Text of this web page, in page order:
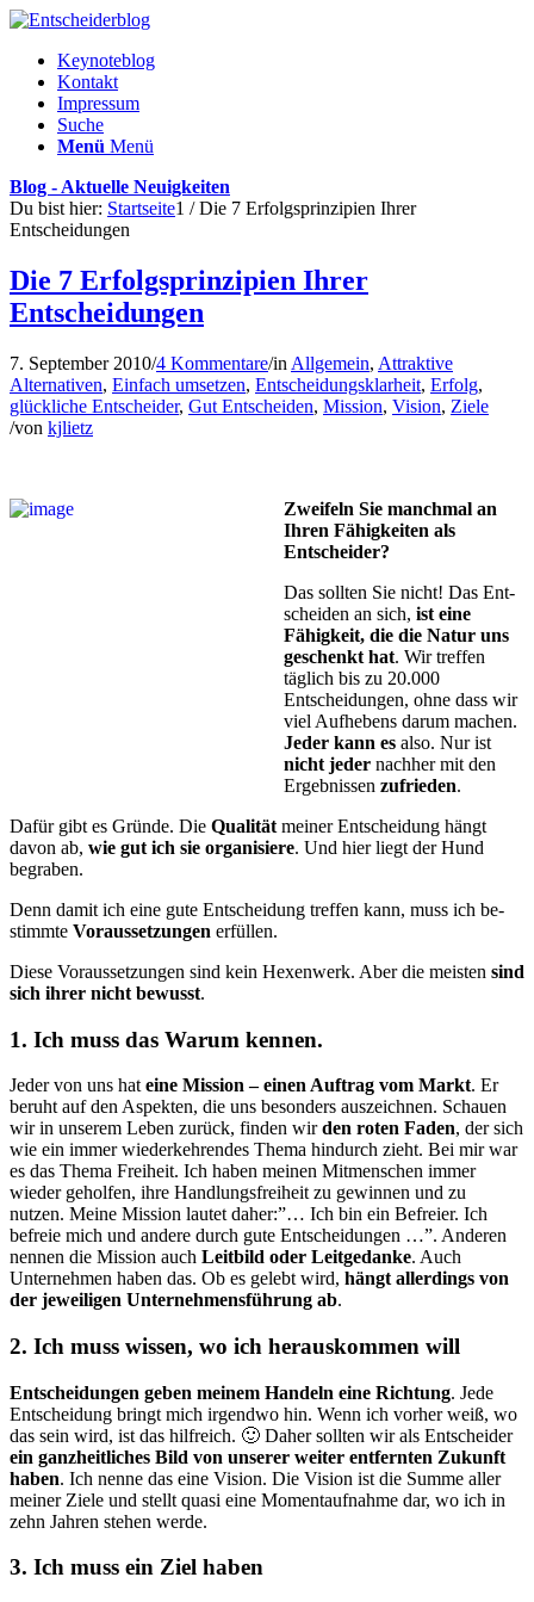
Keynoteblog
Kontakt
Impressum
Suche
Menü Menü
Blog - Aktuelle Neuigkeiten
Du bist hier: Startseite1 / Die 7 Erfolgsprinzipien Ihrer
Entscheidungen
Die 7 Erfolgsprinzipien Ihrer
Entscheidungen
7. September 2010/4 Kommentare/in Allgemein, Attraktive
Alternativen, Einfach umsetzen, Entscheidungsklarheit, Erfolg,
glückliche Entscheider, Gut Entscheiden, Mission, Vision, Ziele
/von kjlietz
Zweifeln Sie manchmal an
Ihren Fähigkeiten als
Entscheider?
Das sollten Sie nicht! Das Ent­
schei­den an sich, ist eine
Fähig­keit, die die Natur uns
geschenkt hat. Wir treffen
täglich bis zu 20.000
Entscheidungen, ohne dass wir
viel Aufhebens darum machen.
Jeder kann es also. Nur ist
nicht jeder nachher mit den
Ergebnissen zufrieden.
Dafür gibt es Gründe. Die Qualität meiner Entscheidung hängt
davon ab, wie gut ich sie organisiere. Und hier liegt der Hund
begraben.
Denn damit ich eine gute Entscheidung treffen kann, muss ich be­
stimm­te Voraussetzungen erfüllen.
Diese Voraussetzungen sind kein Hexenwerk. Aber die meisten sind
sich ihrer nicht bewusst.
1. Ich muss das Warum kennen.
Jeder von uns hat eine Mission – einen Auftrag vom Markt. Er
beruht auf den Aspekten, die uns besonders auszeichnen. Schauen
wir in unserem Leben zurück, finden wirden roten Faden, der sich
wie ein immer wiederkehrendes Thema hindurch zieht. Bei mir war
es das Thema Freiheit. Ich haben meinen Mitmenschen immer
wieder geholfen, ihre Handlungsfreiheit zu gewinnen und zu
nutzen. Meine Mission lautet daher:”… Ich bin ein Befreier. Ich
befreie mich und andere durch gute Entscheidungen …”. Anderen
nennen die Mission auch Leitbild oder Leitgedanke. Auch
Unternehmen haben das. Ob es gelebt wird, hängt allerdings von
der jeweiligen Un­ter­neh­mens­füh­rung ab.
2. Ich muss wissen, wo ich herauskommen will
Entscheidungen geben meinem Handeln eine Richtung. Jede
Ent­schei­dung bringt mich irgendwo hin. Wenn ich vorher weiß, wo
das sein wird, ist das hilfreich. 🙂 Daher sollten wir als Entscheider
ein ganz­heit­li­ches Bild von unserer weiter entfernten Zukunft
haben. Ich nenne das eine Vision. Die Vision ist die Summe aller
meiner Ziele und stellt quasi eine Momentaufnahme dar, wo ich in
zehn Jahren stehen werde.
3. Ich muss ein Ziel haben